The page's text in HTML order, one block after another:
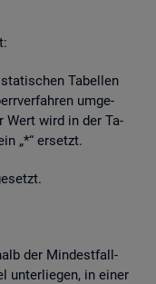
Ta­bel­len
um­ge­
Wert wird in der Ta­
„*“ er­setzt.
der Min­dest­fall­
un­ter­lie­gen, in einer